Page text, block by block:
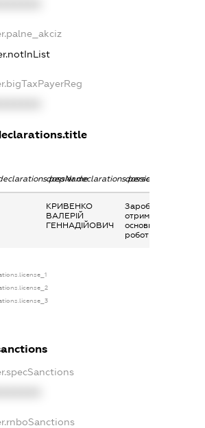
dossier.declarations.personName
КРИВЕНКО
ВАЛЕРІЙ
ГЕННАДІЙОВИЧ
Заробітна плата
отримана за
основним місцем
роботи